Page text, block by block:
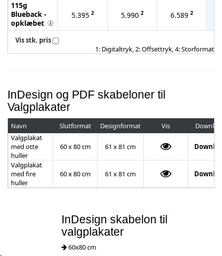
115g
Blueback -
opklæbet
5.395 2 5.990 2 6.589 2
Vis stk. pris
1: Digitaltryk, 2: Offsettryk, 4: Storformat
InDesign og PDF skabeloner til
Valgplakater
Navn Slutformat Designformat Vis
Valgplakat
med otte
huller
60 x 80 cm 61 x 81 cm
Valgplakat
med fire
huller
60 x 80 cm 61 x 81 cm
InDesign skabelon til
valgplakater
60x80 cm